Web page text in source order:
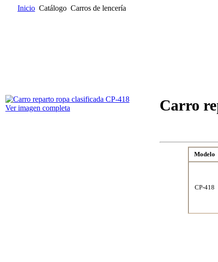
Inicio Catálogo Carros de lencería
Ver imagen completa Carro
Modelo
CP-418